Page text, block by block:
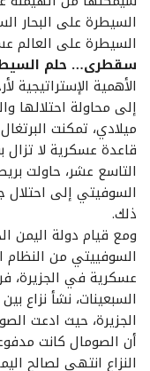
السيطرة على البحار
السيطرة على العالم
سقطرى… حلم
الأهمية
إلى محاولة احتلالها
ميلادي، تمكنت
قاعدة عسكرية لا تزال
التاسع عشر، حاولت
السوفيتي إلى احتلال
ذلك.
ومع قيام دولة اليمن
السوفييتي من النظام
عسكرية في الجزيرة،
السبعينات، نشأ نزاع
الجزيرة، حيث ادعت
أن الصومال كانت
النزاع انتهى لصالح